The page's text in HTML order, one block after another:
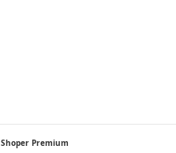
Shoper Premium